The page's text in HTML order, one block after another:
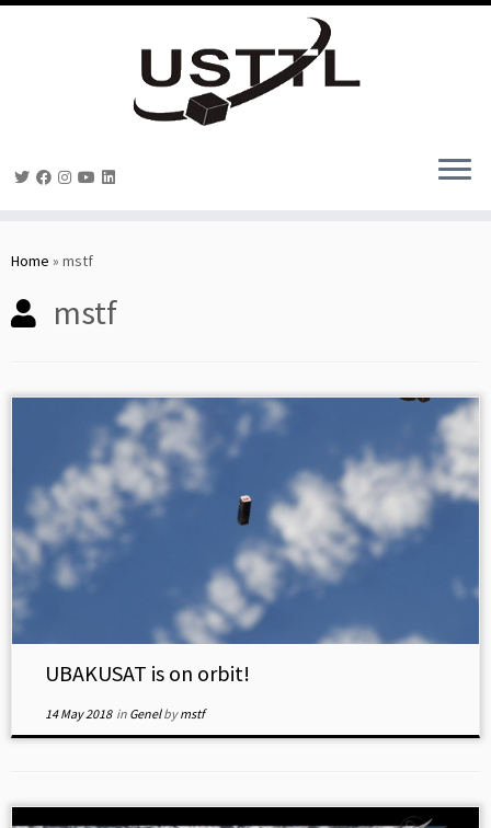
toHome » mstf
mstf
UBAKUSAT is on orbit!
14 May 2018in Genelbymstf